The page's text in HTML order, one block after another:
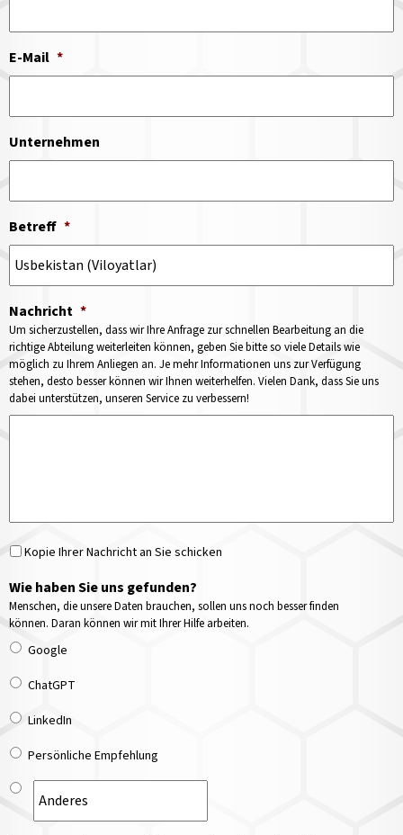
E-Mail *
Unternehmen
Betreff *
Nachricht *
Um sicherzustellen, dass wir Ihre Anfrage zur schnellen Bearbeitung an die
richtige Abteilung weiterleiten können, geben Sie bitte so viele Details wie
möglich zu Ihrem Anliegen an. Je mehr Informationen uns zur Verfügung
stehen, desto besser können wir Ihnen weiterhelfen. Vielen Dank, dass Sie uns
dabei unterstützen, unseren Service zu verbessern!
Kopie Ihrer Nachricht an Sie schicken
Wie haben Sie uns gefunden?
Menschen, die unsere Daten brauchen, sollen uns noch besser finden
können. Daran können wir mit Ihrer Hilfe arbeiten.
Google
ChatGPT
LinkedIn
Persönliche Empfehlung